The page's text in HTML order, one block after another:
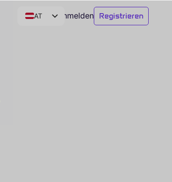
AT
Anmelden Registrieren